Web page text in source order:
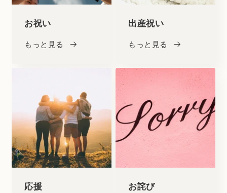
お祝い
もっと見る
出産祝い
もっと見る
応援 お詫び